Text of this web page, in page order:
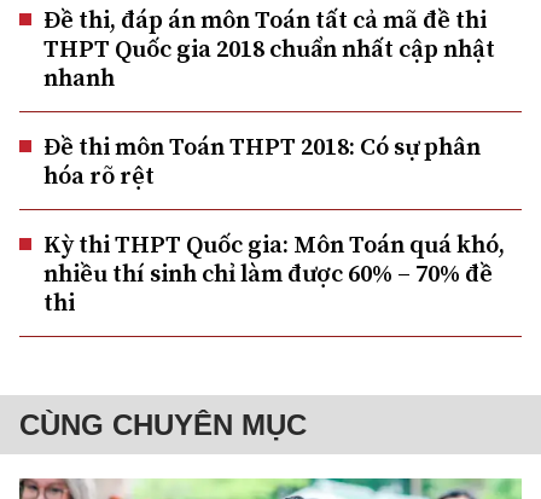
Đề thi, đáp án môn Toán tất cả mã đề thi
THPT Quốc gia 2018 chuẩn nhất cập nhật
nhanh
Đề thi môn Toán THPT 2018: Có sự phân
hóa rõ rệt
Kỳ thi THPT Quốc gia: Môn Toán quá khó,
nhiều thí sinh chỉ làm được 60% – 70% đề
thi
CÙNG CHUYÊN MỤC